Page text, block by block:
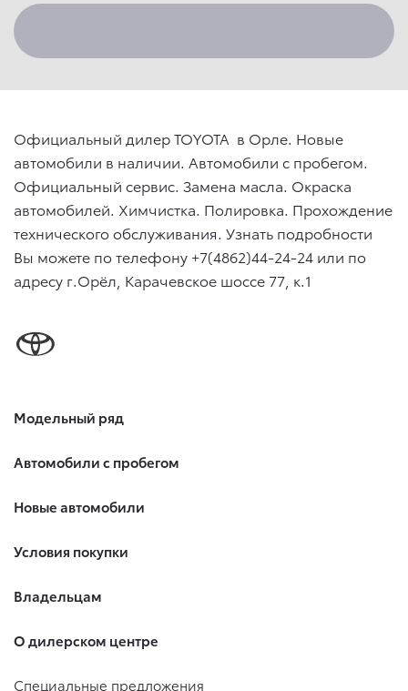
Официальный дилер TOYOTA в Орле. Новые
автомобили в наличии. Автомобили с пробегом.
Официальный сервис. Замена масла. Окраска
автомобилей. Химчистка. Полировка. Прохождение
технического обслуживания. Узнать подробности
Вы можете по телефону +7(4862)44-24-24 или по
адресу г.Орёл, Карачевское шоссе 77, к.1
Модельный ряд
Автомобили с пробегом
Новые автомобили
Условия покупки
Владельцам
О дилерском центре
Специальные предложения